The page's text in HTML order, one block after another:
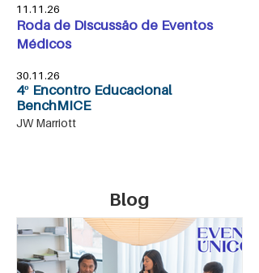
11.11.26
Roda de Discussão de Eventos
Médicos
30.11.26
4º Encontro Educacional
BenchMICE
JW Marriott
Blog